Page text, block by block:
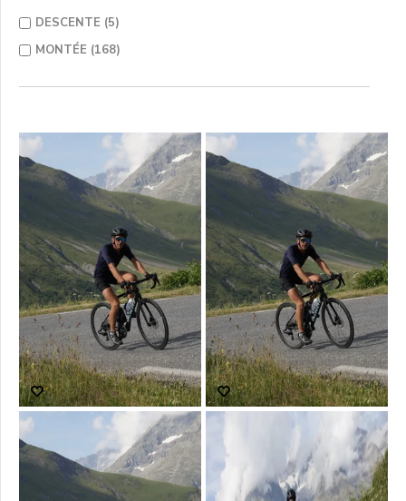
DESCENTE (5)
MONTÉE (168)